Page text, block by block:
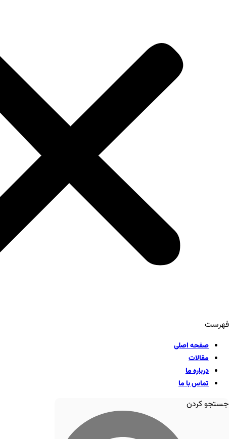
فهرست
صفحه اصلی
مقالات
درباره ما
تماس با ما
جستجو کردن